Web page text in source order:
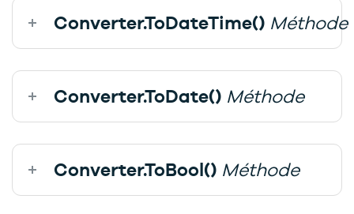
Converter.ToDateTime() Méthode
Converter.ToDate() Méthode
Converter.ToBool() Méthode